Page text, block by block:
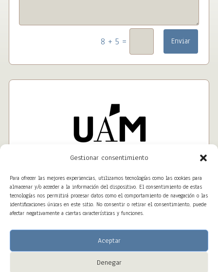
Gestionar consentimiento
Para ofrecer las mejores experiencias, utilizamos tecnologías como las cookies para
almacenar y/o acceder a la información del dispositivo. El consentimiento de estas
tecnologías nos permitirá procesar datos como el comportamiento de navegación o las
identificaciones únicas en este sitio. No consentir o retirar el consentimiento, puede
afectar negativamente a ciertas características y funciones.
Aceptar
Denegar
8 + 5 = Enviar